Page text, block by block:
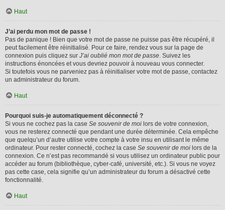
Haut
J’ai perdu mon mot de passe !
Pas de panique ! Bien que votre mot de passe ne puisse pas être récupéré, il
peut facilement être réinitialisé. Pour ce faire, rendez vous sur la page de
connexion puis cliquez sur J’ai oublié mon mot de passe. Suivez les
instructions énoncées et vous devriez pouvoir à nouveau vous connecter.
Si toutefois vous ne parveniez pas à réinitialiser votre mot de passe, contactez
un administrateur du forum.
Haut
Pourquoi suis-je automatiquement déconnecté ?
Si vous ne cochez pas la case Se souvenir de moi lors de votre connexion,
vous ne resterez connecté que pendant une durée déterminée. Cela empêche
que quelqu’un d’autre utilise votre compte à votre insu en utilisant le même
ordinateur. Pour rester connecté, cochez la case Se souvenir de moi lors de la
connexion. Ce n’est pas recommandé si vous utilisez un ordinateur public pour
accéder au forum (bibliothèque, cyber-café, université, etc.). Si vous ne voyez
pas cette case, cela signifie qu’un administrateur du forum a désactivé cette
fonctionnalité.
Haut